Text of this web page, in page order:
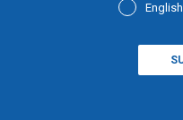
English